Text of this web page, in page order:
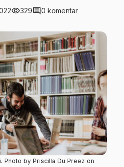
visibility329comment0 komentar
Photo by Priscilla Du Preez on